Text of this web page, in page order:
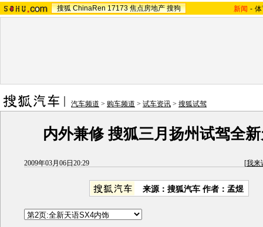
搜狐 ChinaRen 17173 焦点房地产 搜狗 新闻 -
汽车频道 > 购车频道 > 试车资讯 > 搜狐试驾
内外兼修 搜狐三月扬州试驾全
2009年03月06日20:29 [我来
来源： 搜狐汽车 作者：孟煜